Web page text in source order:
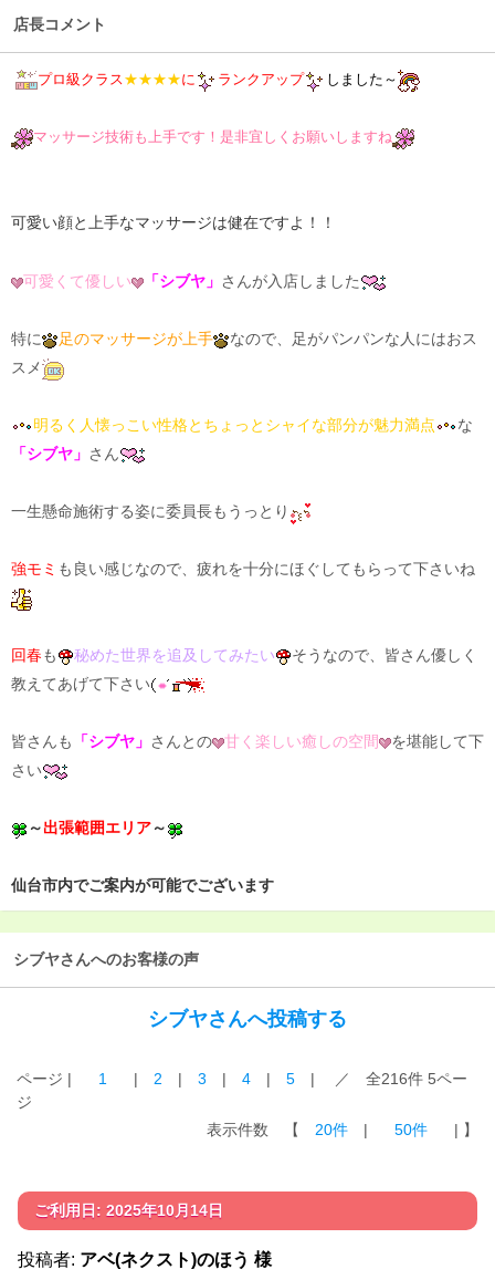
店長コメント
プロ級クラス★★★★に ランクアップ しました～
マッサージ技術も上手です！是非宜しくお願いしますね
可愛い顔と上手なマッサージは健在ですよ！！
可愛くて優しい 「シブヤ」 さんが入店しました
特に 足のマッサージが上手
なので、足がパンパンな人にはおス
スメ
明るく人懐っこい性格とちょっとシャイな部分が魅力満点
な
「シブヤ」 さん
一生懸命施術する姿に委員長もうっとり
強モミ も良い感じなので、疲れを十分にほぐしてもらって下さいね
回春も 秘めた世界を追及してみたい
そうなので、皆さん優しく
教えてあげて下さい
皆さんも 「シブヤ」 さんとの 甘く楽しい癒しの空間
を堪能して下
さい
～ 出張範囲エリア ～
仙台市内でご案内が可能でございます
シブヤさんへのお客様の声
シブヤさんへ投稿する
ページ | 1 | 2 | 3 | 4 | 5
| ／ 全216件 5ペー
ジ
表示件数 【
20件 | 50件 | 】
ご利用日: 2025年10月14日
投稿者: アベ(ネクスト)のほう 様